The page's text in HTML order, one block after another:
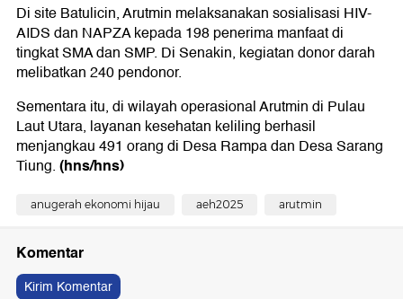
Di site Batulicin, Arutmin melaksanakan sosialisasi HIV-
AIDS dan NAPZA kepada 198 penerima manfaat di
tingkat SMA dan SMP. Di Senakin, kegiatan donor darah
melibatkan 240 pendonor.
Sementara itu, di wilayah operasional Arutmin di Pulau
Laut Utara, layanan kesehatan keliling berhasil
menjangkau 491 orang di Desa Rampa dan Desa Sarang
Tiung.(hns/hns)
anugerah ekonomi hijau aeh2025 arutmin
Komentar
Kirim Komentar